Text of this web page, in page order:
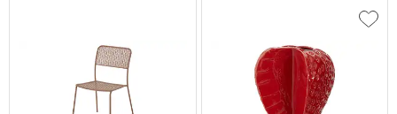
Zur